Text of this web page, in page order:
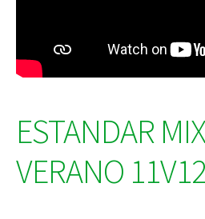
ESTANDAR
VERANO 11V12